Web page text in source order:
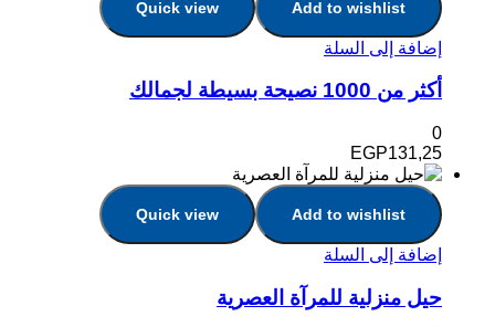
Add to wishlist
Quick view
إضافة إلى السلة
أكثر من 1000 نصيحة بسيطة لجمالك
0
EGP131,25
Add to wishlist
Quick view
إضافة إلى السلة
حيل منزلية للمرآة العصرية